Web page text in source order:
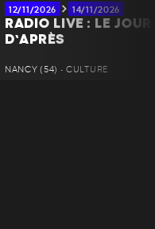
12/11/2026 14/11/2026
RADIO LIVE : LE JOUR
D’APRÈS
NANCY (54) • CULTURE